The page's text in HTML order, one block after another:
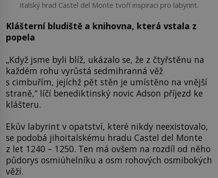
Italský hrad Castel del Monte tvoří inspiraci pro labyrint.
Klášterní bludiště a knihovna, která vstala z
popela
„Když jsme byli blíž, ukázalo se, že z čtyřstěnu na
každém rohu vyrůstá sedmihranná věž
s cimbuřím, jejíchž pět stěn je umístěno na vnější
straně,“ líčí benediktinský novic Adson příjezd ke
klášteru.
Ekův labyrint v opatství, které nikdy neexistovalo,
se podobá jihoitalskému hradu Castel del Monte
z let 1240 – 1250. Ten má ovšem na rozdíl od něho
půdorys osmiúhelníku a osm rohových osmibokých
věží.